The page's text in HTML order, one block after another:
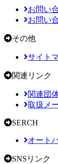
お問い
お問い
その他
サイト
関連リンク
関連団
取扱メ
SERCH
オート
SNSリンク